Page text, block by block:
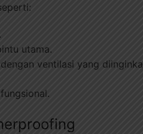
utama.
ventilasi yang